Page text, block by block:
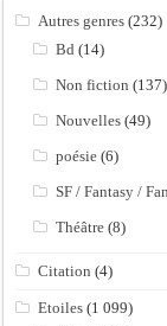
Autres genres (232)
Bd (14)
Non fiction (137)
Nouvelles (49)
poésie (6)
SF / Fantasy /
Théâtre (8)
Citation (4)
Etoiles (1 099)